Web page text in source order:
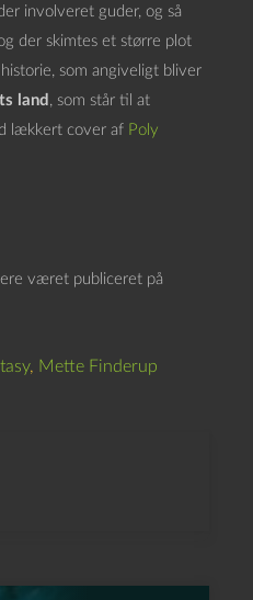
involveret guder, og så
der skimtes et større plot
som angiveligt bliver
land , som står til at
lækkert cover af Poly
været publiceret på
, Mette Finderup